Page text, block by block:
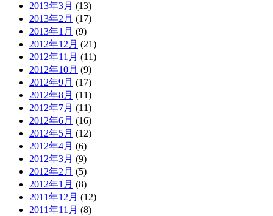
2013年3月 (13)
2013年2月 (17)
2013年1月 (9)
2012年12月 (21)
2012年11月 (11)
2012年10月 (9)
2012年9月 (17)
2012年8月 (11)
2012年7月 (11)
2012年6月 (16)
2012年5月 (12)
2012年4月 (6)
2012年3月 (9)
2012年2月 (5)
2012年1月 (8)
2011年12月 (12)
2011年11月 (8)